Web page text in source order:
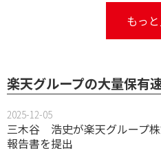
もっ
楽天グループの大量保有
2025-12-05
三木谷 浩史が楽天グループ
報告書を提出